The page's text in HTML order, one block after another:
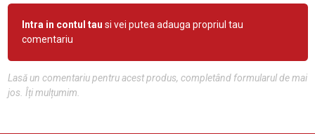
Intra in contul tau si vei putea adauga propriul tau
comentariu
Lasă un comentariu pentru acest produs, completând formularul de mai
jos. Îți mulțumim.